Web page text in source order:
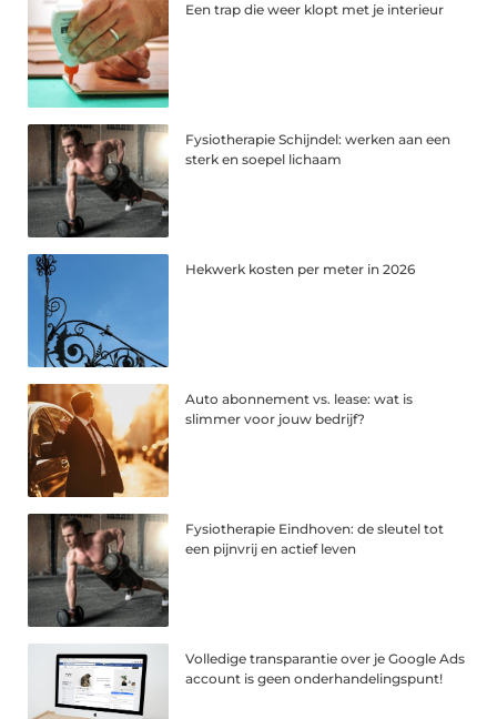
Een trap die weer klopt met je interieur
Fysiotherapie Schijndel: werken aan een
sterk en soepel lichaam
Hekwerk kosten per meter in 2026
Auto abonnement vs. lease: wat is
slimmer voor jouw bedrijf?
Fysiotherapie Eindhoven: de sleutel tot
een pijnvrij en actief leven
Volledige transparantie over je Google Ads
account is geen onderhandelingspunt!